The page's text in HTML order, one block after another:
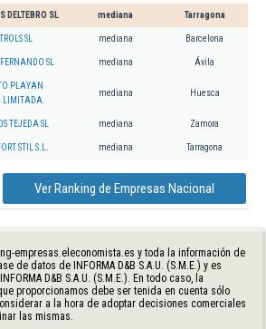
DELTEBRO SL mediana Tarragona
SL mediana Barcelona
SL mediana Ávila
PLAYAN
LIMITADA.
mediana Huesca
TEJEDA SL mediana Zamora
STIL S.L. mediana Tarragona
Ver Ranking de Empresas Nacional
empresas.eleconomista.es y toda la información de
de datos de INFORMA D&B S.A.U. (S.M.E.) y es
D&B S.A.U. (S.M.E.). En todo caso, la
proporcionamos debe ser tenida en cuenta sólo
a la hora de adoptar decisiones comerciales
las mismas.